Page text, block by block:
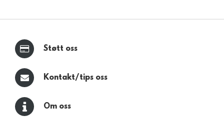
Støtt oss
Kontakt/tips oss
Om oss